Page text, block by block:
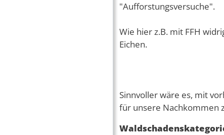
"Aufforstungsversuche".
Wie hier z.B. mit FFH
Eichen.
Sinnvoller wäre es, mit
für unsere Nachkommen